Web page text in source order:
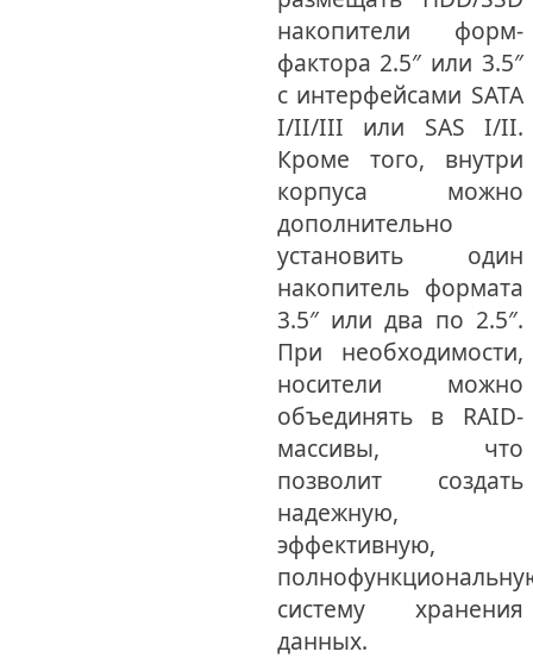
накопители форм-
фактора 2.5″ или 3.5″
с интерфейсами SATA
I/II/III или SAS I/II.
Кроме того, внутри
корпуса можно
дополнительно
установить один
накопитель формата
3.5″ или два по 2.5″.
При необходимости,
носители можно
объединять в RAID-
массивы, что
позволит создать
надежную,
эффективную,
систему хранения
данных.